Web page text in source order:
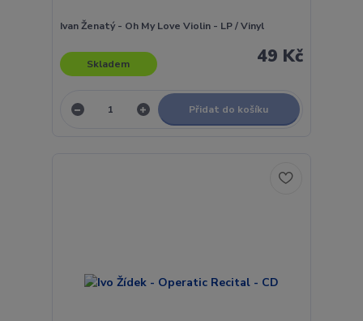
Ivan Ženatý - Oh My Love Violin - LP / Vinyl
49 Kč
Skladem
Přidat do košíku